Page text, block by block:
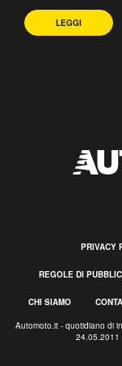
LEGGI
PRIVACY
REGOLE DI
CHI SIAMO
Automoto.it - quotidiano di
24.05.2011